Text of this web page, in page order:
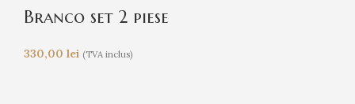
Branco set 2 piese
330,00 lei (TVA inclus)